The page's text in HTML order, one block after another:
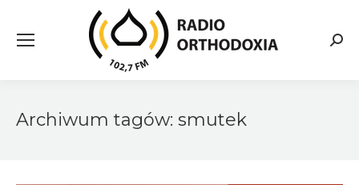
Archiwum tagów: smutek